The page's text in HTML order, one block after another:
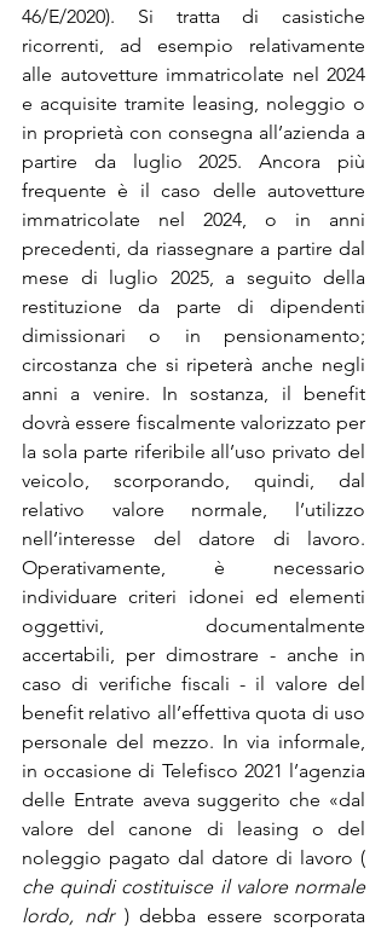
46/E/2020). Si tratta di casistiche
ricorrenti, ad esempio relativamente
alle autovetture immatricolate nel 2024
e acquisite tramite leasing, noleggio o
in proprietà con consegna all’azienda a
partire da luglio 2025. Ancora più
frequente è il caso delle autovetture
immatricolate nel 2024, o in anni
precedenti, da riassegnare a partire dal
mese di luglio 2025, a seguito della
restituzione da parte di dipendenti
dimissionari o in pensionamento;
circostanza che si ripeterà anche negli
anni a venire. In sostanza, il benefit
dovrà essere fiscalmente valorizzato per
la sola parte riferibile all’uso privato del
veicolo, scorporando, quindi, dal
relativo valore normale, l’utilizzo
nell’interesse del datore di lavoro.
Operativamente, è necessario
individuare criteri idonei ed elementi
oggettivi, documentalmente
accertabili, per dimostrare - anche in
caso di verifiche fiscali - il valore del
benefit relativo all’effettiva quota di uso
personale del mezzo. In via informale,
in occasione di Telefisco 2021 l’agenzia
delle Entrate aveva suggerito che «dal
valore del canone di leasing o del
che quindi costituisce il valore normale
lordo, ndr ) debba essere scorporata